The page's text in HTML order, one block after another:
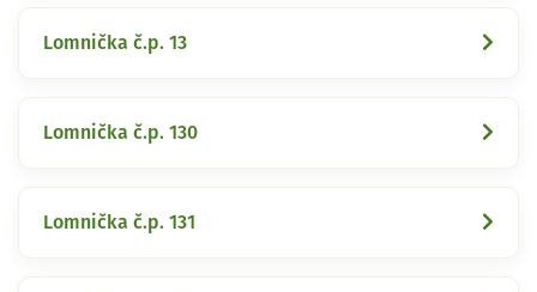
Lomnička č.p. 13
Lomnička č.p. 130
Lomnička č.p. 131